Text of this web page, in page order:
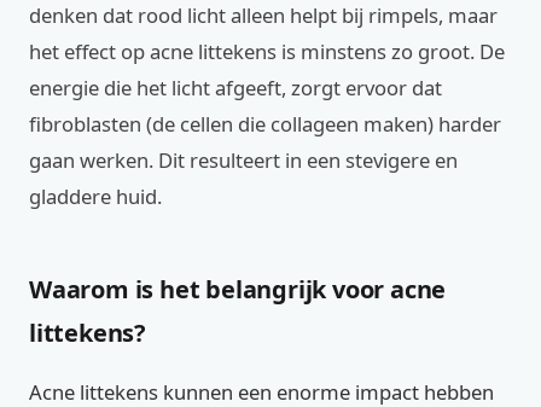
denken dat rood licht alleen helpt bij rimpels, maar
het effect op acne littekens is minstens zo groot. De
energie die het licht afgeeft, zorgt ervoor dat
fibroblasten (de cellen die collageen maken) harder
gaan werken. Dit resulteert in een stevigere en
gladdere huid.
Waarom is het belangrijk voor acne
littekens?
Acne littekens kunnen een enorme impact hebben